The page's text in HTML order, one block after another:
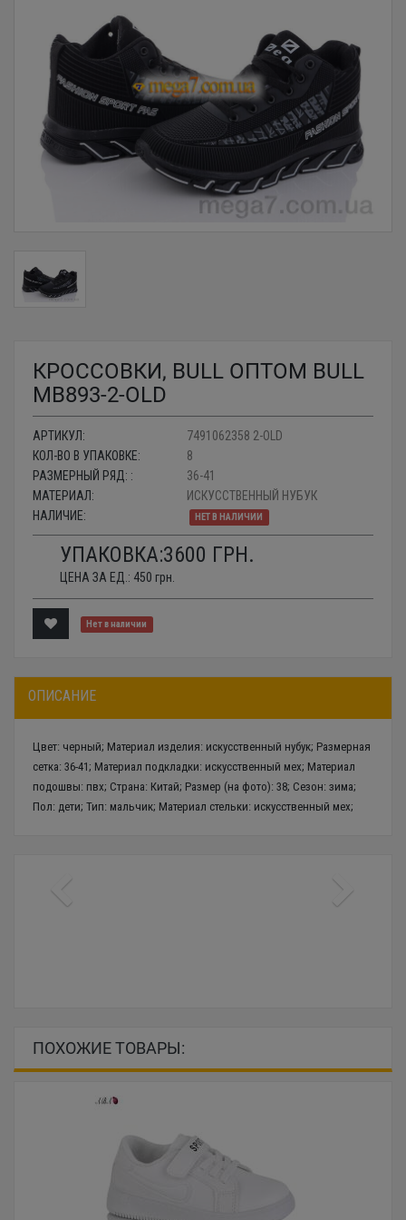
КРОССОВКИ, BULL ОПТОМ BULL
MB893-2-OLD
АРТИКУЛ:
7491062358 2-OLD
КОЛ-ВО В УПАКОВКЕ:
8
РАЗМЕРНЫЙ РЯД: :
36-41
МАТЕРИАЛ:
ИСКУССТВЕННЫЙ НУБУК
НАЛИЧИЕ:
НЕТ В НАЛИЧИИ
УПАКОВКА:3600 ГРН.
ЦЕНА ЗА ЕД.: 450 грн.
Нет в наличии
ОПИСАНИЕ
Цвет: черный; Материал изделия: искусственный нубук; Размерная
сетка: 36-41; Материал подкладки: искусственный мех; Материал
подошвы: пвх; Страна: Китай; Размер (на фото): 38; Сезон: зима;
Пол: дети; Тип: мальчик; Материал стельки: искусственный мех;
ПОХОЖИЕ ТОВАРЫ: